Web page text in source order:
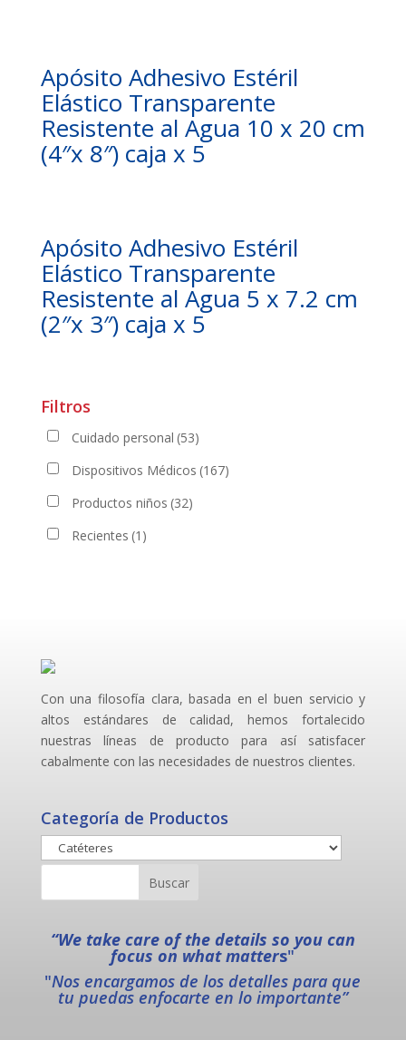
Apósito Adhesivo Estéril
Elástico Transparente
Resistente al Agua 10 x 20 cm
(4″x 8″) caja x 5
Apósito Adhesivo Estéril
Elástico Transparente
Resistente al Agua 5 x 7.2 cm
(2″x 3″) caja x 5
Filtros
Cuidado personal (53)
Dispositivos Médicos (167)
Productos niños (32)
Recientes (1)
Con una filosofía clara, basada en el buen servicio y
altos estándares de calidad, hemos fortalecido
nuestras líneas de producto para así satisfacer
cabalmente con las necesidades de nuestros clientes.
Categoría de Productos
“We take care of the details so you can
focus on what matters"
"Nos encargamos de los detalles para que
tu puedas enfocarte en lo importante”